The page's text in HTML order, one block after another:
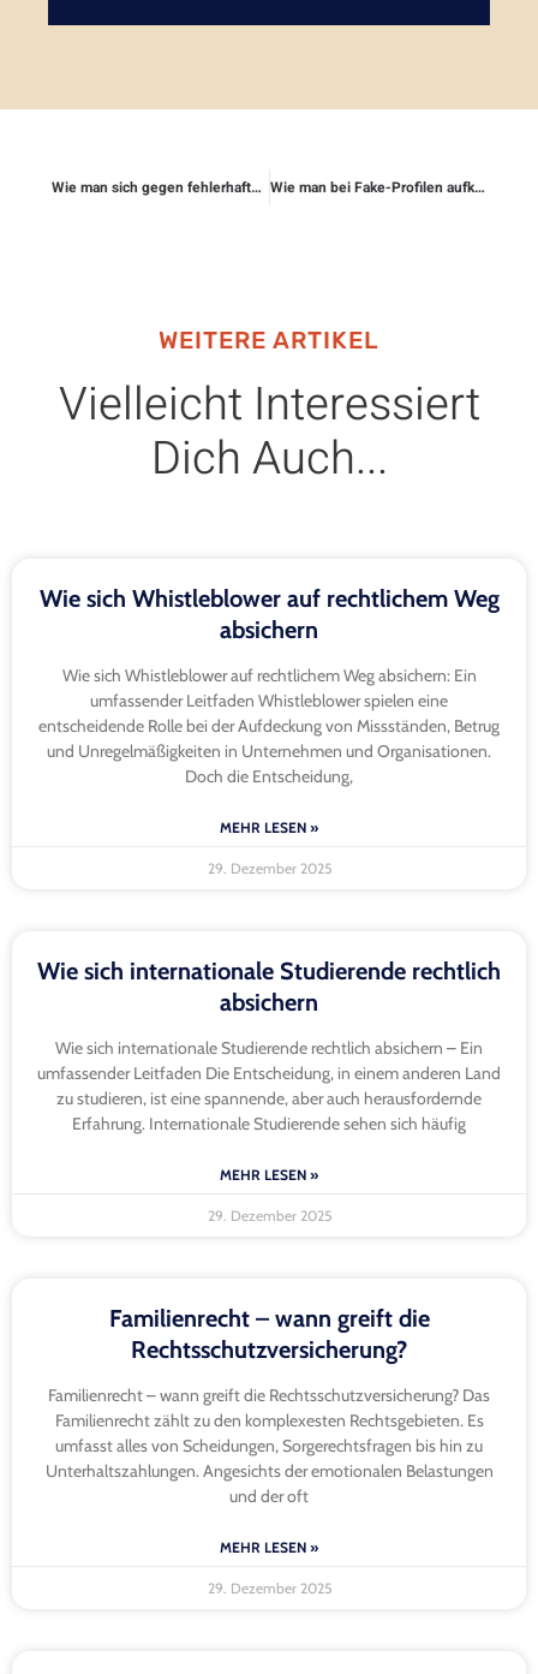
Wie man sich gegen fehlerhafte Urteile absichert Wie man bei Fake-Profilen aufklärt und rechtlich handelt
WEITERE ARTIKEL
Vielleicht Interessiert
Dich Auch...
Wie sich Whistleblower auf rechtlichem Weg
absichern
Wie sich Whistleblower auf rechtlichem Weg absichern: Ein
umfassender Leitfaden Whistleblower spielen eine
entscheidende Rolle bei der Aufdeckung von Missständen, Betrug
und Unregelmäßigkeiten in Unternehmen und Organisationen.
Doch die Entscheidung,
MEHR LESEN »
29. Dezember 2025
Wie sich internationale Studierende rechtlich
absichern
Wie sich internationale Studierende rechtlich absichern – Ein
umfassender Leitfaden Die Entscheidung, in einem anderen Land
zu studieren, ist eine spannende, aber auch herausfordernde
Erfahrung. Internationale Studierende sehen sich häufig
MEHR LESEN »
29. Dezember 2025
Familienrecht – wann greift die
Rechtsschutzversicherung?
Familienrecht – wann greift die Rechtsschutzversicherung? Das
Familienrecht zählt zu den komplexesten Rechtsgebieten. Es
umfasst alles von Scheidungen, Sorgerechtsfragen bis hin zu
Unterhaltszahlungen. Angesichts der emotionalen Belastungen
und der oft
MEHR LESEN »
29. Dezember 2025